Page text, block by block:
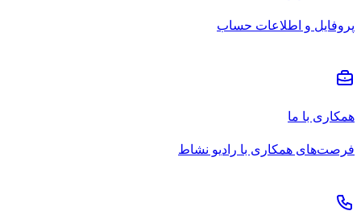
پروفایل و اطلاعات حساب
همکاری با ما
فرصت‌های همکاری با رادیو نشاط